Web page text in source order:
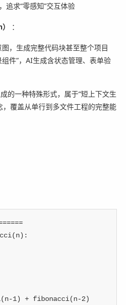
追求“零感知”交互体验
：
，生成完整代码块甚至整个项目
件”，AI生成含状态管理、表单验
的一种特殊形式，属于“短上下文生
，覆盖从单行到多文件工程的完整能
(n-1) + fibonacci(n-2)